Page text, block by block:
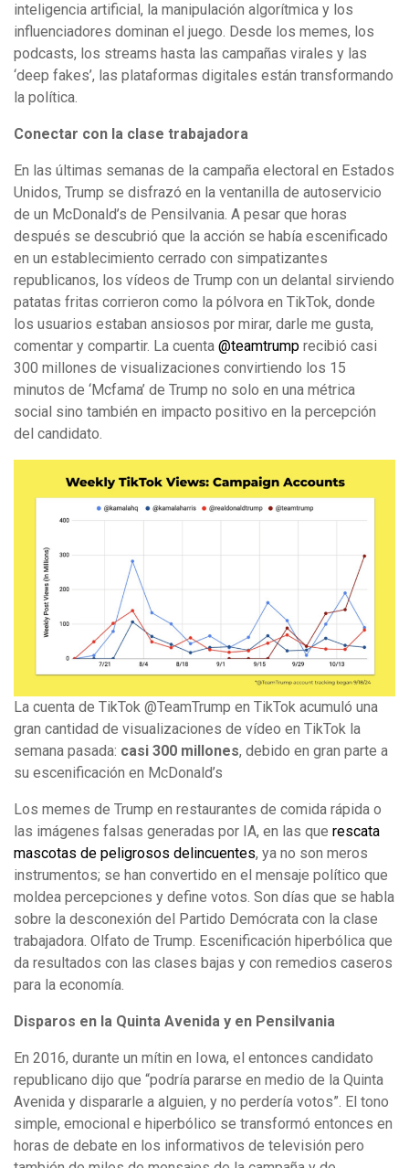
inteligencia artificial, la manipulación algorítmica y los
influenciadores dominan el juego. Desde los memes, los
podcasts, los streams hasta las campañas virales y las
‘deep fakes’, las plataformas digitales están transformando
la política.
Conectar con la clase trabajadora
En las últimas semanas de la campaña electoral en Estados
Unidos, Trump se disfrazó en la ventanilla de autoservicio
de un McDonald’s de Pensilvania. A pesar que horas
después se descubrió que la acción se había escenificado
en un establecimiento cerrado con simpatizantes
republicanos, los vídeos de Trump con un delantal sirviendo
patatas fritas corrieron como la pólvora en TikTok, donde
los usuarios estaban ansiosos por mirar, darle me gusta,
comentar y compartir. La cuenta @teamtrump recibió casi
300 millones de visualizaciones convirtiendo los 15
minutos de ‘Mcfama’ de Trump no solo en una métrica
social sino también en impacto positivo en la percepción
del candidato.
La cuenta de TikTok @TeamTrump en TikTok acumuló una
gran cantidad de visualizaciones de vídeo en TikTok la
semana pasada: casi 300 millones, debido en gran parte a
su escenificación en McDonald’s
Los memes de Trump en restaurantes de comida rápida o
las imágenes falsas generadas por IA, en las que rescata
mascotas de peligrosos delincuentes, ya no son meros
instrumentos; se han convertido en el mensaje político que
moldea percepciones y define votos. Son días que se habla
sobre la desconexión del Partido Demócrata con la clase
trabajadora. Olfato de Trump. Escenificación hiperbólica que
da resultados con las clases bajas y con remedios caseros
para la economía.
Disparos en la Quinta Avenida y en Pensilvania
En 2016, durante un mítin en Iowa, el entonces candidato
republicano dijo que “podría pararse en medio de la Quinta
Avenida y dispararle a alguien, y no perdería votos”. El tono
simple, emocional e hiperbólico se transformó entonces en
horas de debate en los informativos de televisión pero